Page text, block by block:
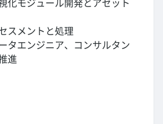
化モジュール開発とアセット
スメントと処理
タエンジニア、コンサルタン
進